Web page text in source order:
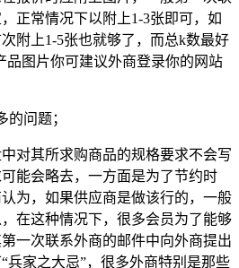
正常情况下以附上1-3张即可，如
附上1-5张也就够了，而总k数最好
品图片你可建议外商登录你的网站
问题；
对其所求购商品的规格要求不会写
能会略去，一方面是为了节约时
为，如果供应商是做该行的，一般
在这种情况下，很多会员为了能够
一次联系外商的邮件中向外商提出
兵家之大忌”，很多外商特别是那些